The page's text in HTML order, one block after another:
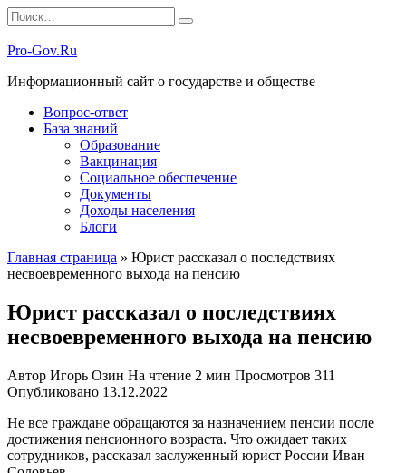
Перейти
к
содержанию
Search
for:
Pro-Gov.Ru
Информационный сайт о государстве и обществе
Вопрос-ответ
База знаний
Образование
Вакцинация
Социальное обеспечение
Документы
Доходы населения
Блоги
Главная страница » Юрист рассказал о последствиях
несвоевременного выхода на пенсию
Юрист рассказал о последствиях
несвоевременного выхода на пенсию
Автор Игорь Озин На чтение 2 мин Просмотров 311
Опубликовано 13.12.2022
Не все граждане обращаются за назначением пенсии после
достижения пенсионного возраста. Что ожидает таких
сотрудников, рассказал заслуженный юрист России Иван